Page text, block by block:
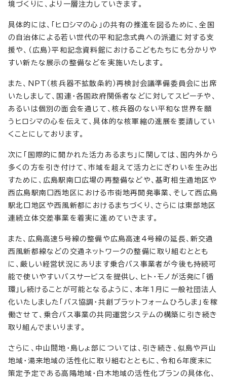
境づくりに、より一層注力していきます。
具体的には、「ヒロシマの心」の共有の推進を図るために、全国
の自治体による若い世代の平和記念式典への派遣に対する支
援や、（広島）平和記念資料館におけるこどもたちにも分かりや
すい新たな展示の整備などを実施いたします。
また、NPT（核兵器不拡散条約）再検討会議準備委員会に出席
いたしまして、国連・各国政府関係者などに対してスピーチや、
あるいは個別の面会を通じて、核兵器のない平和な世界を願
うヒロシマの心を伝えて、具体的な核軍縮の進展を要請してい
くことにしております。
次に「国際的に開かれた活力あるまち」に関しては、国内外から
多くの方を引き付けて、市域を超えて活力とにぎわいを生み出
すために、広島駅南口広場の再整備などや、基町相生通地区や
西広島駅南口西地区における市街地再開発事業、そして西広島
駅北口地区や西風新都におけるまちづくり、さらには東部地区
連続立体交差事業を着実に進めていきます。
また、広島高速5号線の整備や広島高速4号線の延長、新交通
西風新都線などの交通ネットワークの整備に取り組むととも
に、厳しい経営状況にあります乗合バス事業者が今後も持続可
能で使いやすいバスサービスを提供し、ヒト・モノが活発に「循
環」し続けることが可能となるように、本年1月に一般社団法人
化いたしました「バス協調・共創プラットフォームひろしま」を稼
働させて、乗合バス事業の共同運営システムの構築に引き続き
取り組んでまいります。
さらに、中山間地・島しょ部については、引き続き、似島や戸山
地域・湯来地域の活性化に取り組むとともに、令和6年度末に
策定予定である高陽地域・白木地域の活性化プランの具体化、